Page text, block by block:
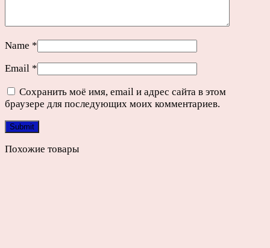
Name *
Email *
Сохранить моё имя, email и адрес сайта в этом
браузере для последующих моих комментариев.
Похожие товары